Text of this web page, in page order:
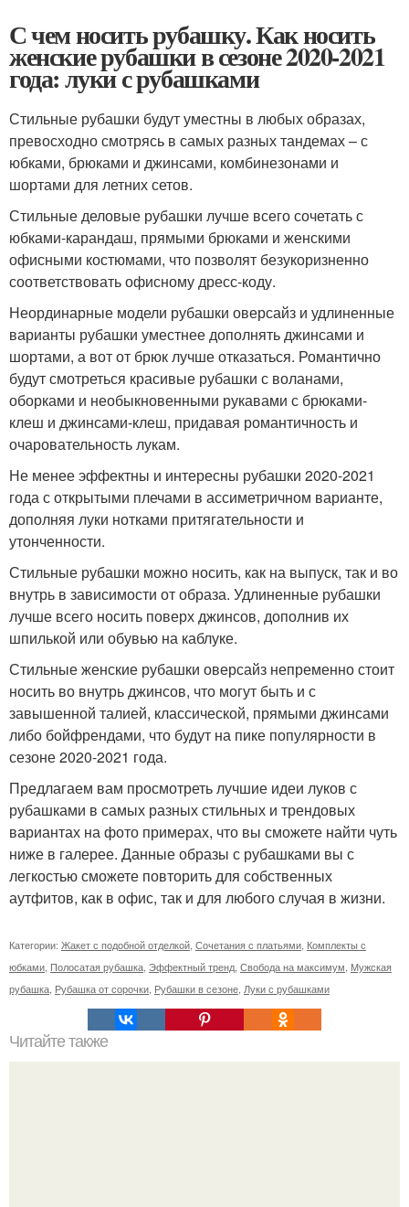
С чем носить рубашку. Как носить
женские рубашки в сезоне 2020-2021
года: луки с рубашками
Стильные рубашки будут уместны в любых образах,
превосходно смотрясь в самых разных тандемах – с
юбками, брюками и джинсами, комбинезонами и
шортами для летних сетов.
Стильные деловые рубашки лучше всего сочетать с
юбками-карандаш, прямыми брюками и женскими
офисными костюмами, что позволят безукоризненно
соответствовать офисному дресс-коду.
Неординарные модели рубашки оверсайз и удлиненные
варианты рубашки уместнее дополнять джинсами и
шортами, а вот от брюк лучше отказаться. Романтично
будут смотреться красивые рубашки с воланами,
оборками и необыкновенными рукавами с брюками-
клеш и джинсами-клеш, придавая романтичность и
очаровательность лукам.
Не менее эффектны и интересны рубашки 2020-2021
года с открытыми плечами в ассиметричном варианте,
дополняя луки нотками притягательности и
утонченности.
Стильные рубашки можно носить, как на выпуск, так и во
внутрь в зависимости от образа. Удлиненные рубашки
лучше всего носить поверх джинсов, дополнив их
шпилькой или обувью на каблуке.
Стильные женские рубашки оверсайз непременно стоит
носить во внутрь джинсов, что могут быть и с
завышенной талией, классической, прямыми джинсами
либо бойфрендами, что будут на пике популярности в
сезоне 2020-2021 года.
Предлагаем вам просмотреть лучшие идеи луков с
рубашками в самых разных стильных и трендовых
вариантах на фото примерах, что вы сможете найти чуть
ниже в галерее. Данные образы с рубашками вы с
легкостью сможете повторить для собственных
аутфитов, как в офис, так и для любого случая в жизни.
Категории: Жакет с подобной отделкой, Сочетания с платьями, Комплекты с
юбками, Полосатая рубашка, Эффектный тренд, Свобода на максимум, Мужская
рубашка, Рубашка от сорочки, Рубашки в сезоне, Луки с рубашками
Читайте также